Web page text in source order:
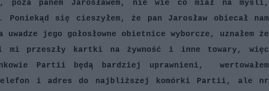
panem Jarosławem, nie wie co miał na myśli,
się cieszyłem, że pan Jarosław obiecał nam
jego gołosłowne obietnice wyborcze, uznałem że
przeszły kartki na żywność i inne towary, więc
Partii będą bardziej uprawnieni, wertowałem
i adres do najbliższej komórki Partii, ale nr